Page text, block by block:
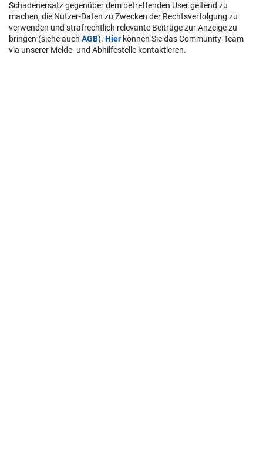
Schadenersatz gegenüber dem betreffenden User geltend zu
machen, die Nutzer-Daten zu Zwecken der Rechtsverfolgung zu
verwenden und strafrechtlich relevante Beiträge zur Anzeige zu
bringen (siehe auch AGB). Hier können Sie das Community-Team
via unserer Melde- und Abhilfestelle kontaktieren.